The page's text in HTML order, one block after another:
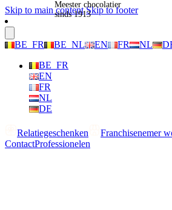
Skip to main content Skip to footer
BE_FR BE_NL EN FR NL
BE_FR
EN
FR
NL
DE
Relatiegeschenken
Franchisenemer
ContactProfessionelen
Meester chocolatier
sinds 1913